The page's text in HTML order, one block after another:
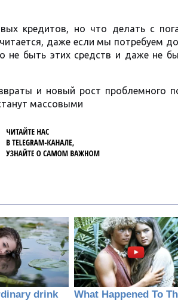
кредитов, но что делать с
даже если мы потребуем
не быть этих средств и даже не
и новый рост проблемного
массовыми